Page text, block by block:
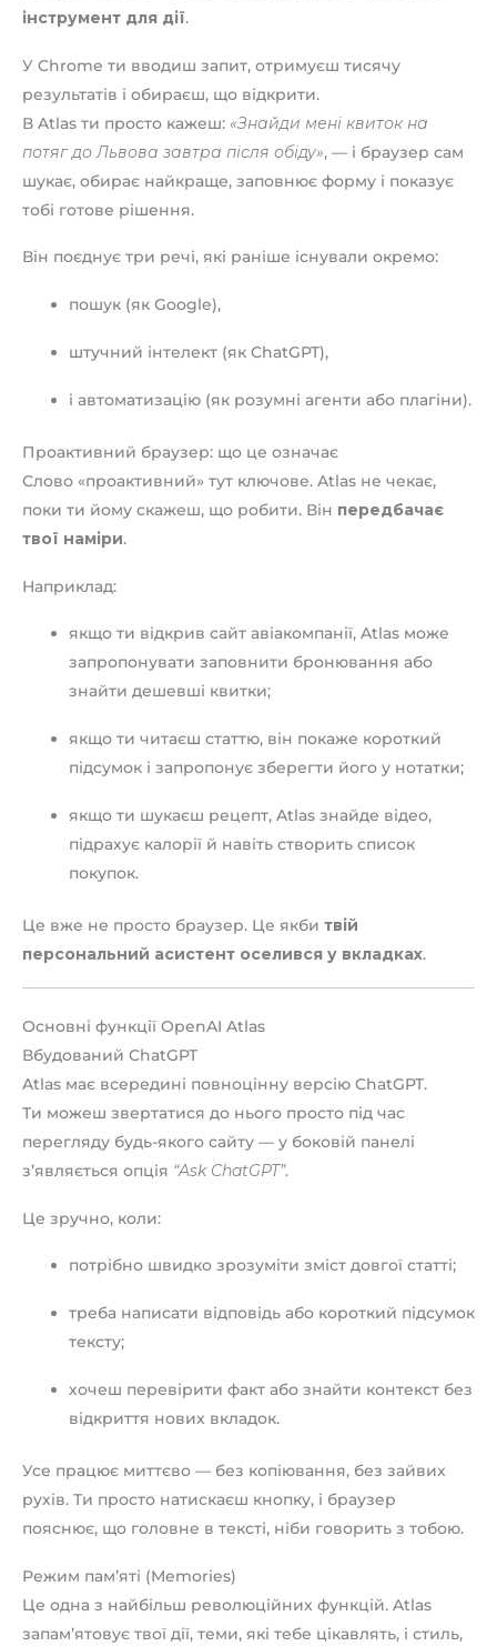
інструмент для дії.
У Chrome ти вводиш запит, отримуєш тисячу
результатів і обираєш, що відкрити.
В Atlas ти просто кажеш: «Знайди мені квиток на
потяг до Львова завтра після обіду», — і браузер сам
шукає, обирає найкраще, заповнює форму і показує
тобі готове рішення.
Він поєднує три речі, які раніше існували окремо:
пошук (як Google),
штучний інтелект (як ChatGPT),
і автоматизацію (як розумні агенти або плагіни).
Проактивний браузер: що це означає
Слово «проактивний» тут ключове. Atlas не чекає,
поки ти йому скажеш, що робити. Він передбачає
твої наміри.
Наприклад:
якщо ти відкрив сайт авіакомпанії, Atlas може
запропонувати заповнити бронювання або
знайти дешевші квитки;
якщо ти читаєш статтю, він покаже короткий
підсумок і запропонує зберегти його у нотатки;
якщо ти шукаєш рецепт, Atlas знайде відео,
підрахує калорії й навіть створить список
покупок.
Це вже не просто браузер. Це якби твій
персональний асистент оселився у вкладках.
Основні функції OpenAI Atlas
Вбудований ChatGPT
Atlas має всередині повноцінну версію ChatGPT.
Ти можеш звертатися до нього просто під час
перегляду будь-якого сайту — у боковій панелі
з’являється опція “Ask ChatGPT”.
Це зручно, коли:
потрібно швидко зрозуміти зміст довгої статті;
треба написати відповідь або короткий підсумок
тексту;
хочеш перевірити факт або знайти контекст без
відкриття нових вкладок.
Усе працює миттєво — без копіювання, без зайвих
рухів. Ти просто натискаєш кнопку, і браузер
пояснює, що головне в тексті, ніби говорить з тобою.
Режим пам’яті (Memories)
Це одна з найбільш революційних функцій. Atlas
запам’ятовує твої дії, теми, які тебе цікавлять, і стиль,